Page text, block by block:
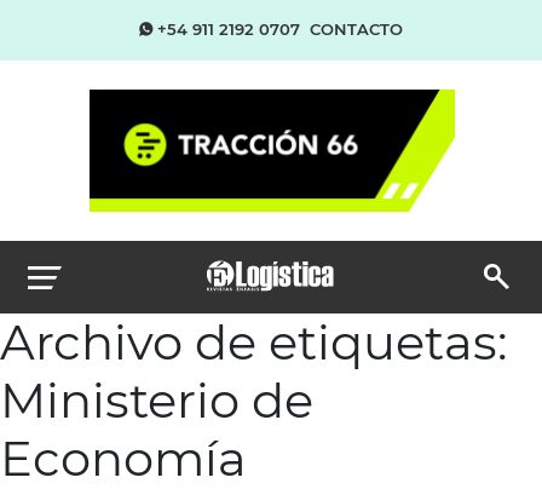
+54 911 2192 0707 CONTACTO
Archivo de etiquetas:
Ministerio de
Economía